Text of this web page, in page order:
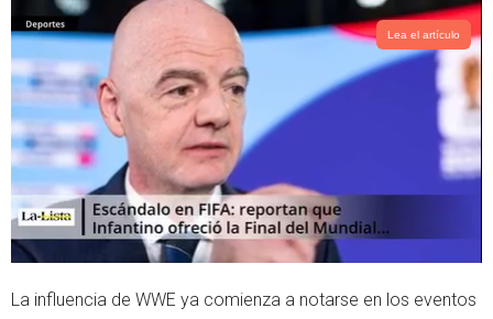
Lea el artículo
La influencia de WWE ya comienza a notarse en los eventos